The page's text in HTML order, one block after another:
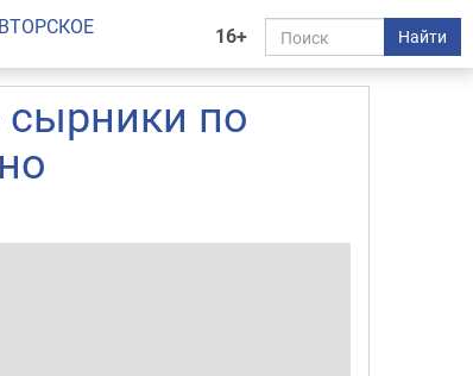
16+ Найти
сырники по